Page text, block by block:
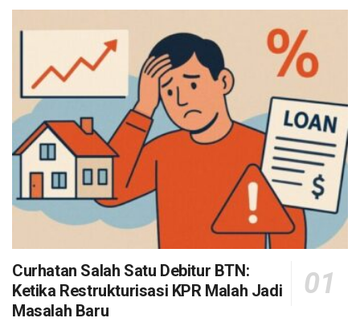
Curhatan Salah Satu Debitur BTN:
Ketika Restrukturisasi KPR Malah Jadi
Masalah Baru